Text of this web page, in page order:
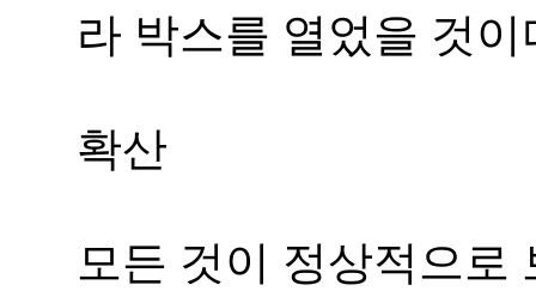
라 박스를 열었을 것이
확산
모든 것이 정상적으로